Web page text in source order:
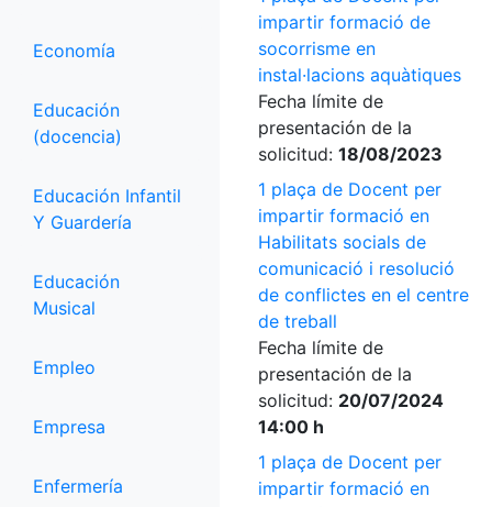
Economía
Educación
(docencia)
Educación Infantil
Y Guardería
Educación
Musical
Empleo
Empresa
Enfermería
impartir formació de
socorrisme en
instal·lacions aquàtiques
Fecha límite de
presentación de la
solicitud: 18/08/2023
1 plaça de Docent per
impartir formació en
Habilitats socials de
comunicació i resolució
de conflictes en el centre
de treball
Fecha límite de
presentación de la
solicitud: 20/07/2024
14:00 h
1 plaça de Docent per
impartir formació en